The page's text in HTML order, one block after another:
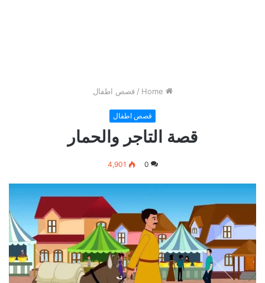
/ قصص اطفال
قصص اطفال
قصة التاجر والحمار
0
4,901